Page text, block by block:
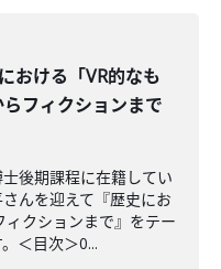
おける「VR的なも
フィクションまで
後期課程に在籍してい
んを迎えて『歴史にお
ィクションまで』をテー
＜目次＞0...